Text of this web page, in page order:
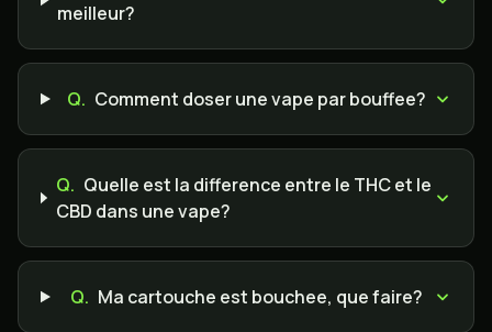
meilleur?
Q. Comment doser une vape par bouffee?
Q. Quelle est la difference entre le THC et le
CBD dans une vape?
Q. Ma cartouche est bouchee, que faire?